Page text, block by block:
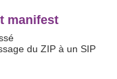
manifest
du ZIP à un SIP